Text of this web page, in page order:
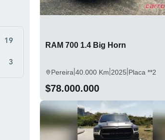
19
3
RAM 700 1.4 Big Horn
Pereira|40.000 Km|2025|Placa **2
$78.000.000